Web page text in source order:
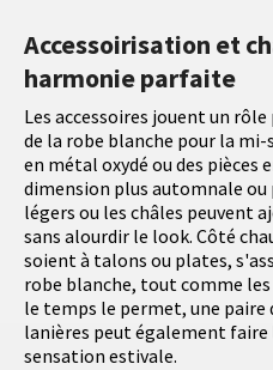
Accessoirisation et
harmonie parfaite
Les accessoires jouent un
de la robe blanche pour la
en métal oxydé ou des pièces
dimension plus automnale
légers ou les châles peuvent
sans alourdir le look. Côté
soient à talons ou plates,
robe blanche, tout comme les
le temps le permet, une paire
lanières peut également
sensation estivale.